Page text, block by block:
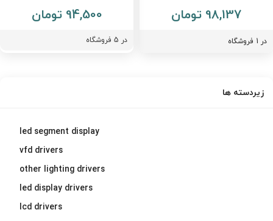
98,137 تومان 94,500 تومان
5 فروشگاه
زیردسته ها
led segment display
vfd drivers
other lighting drivers
led display drivers
lcd drivers